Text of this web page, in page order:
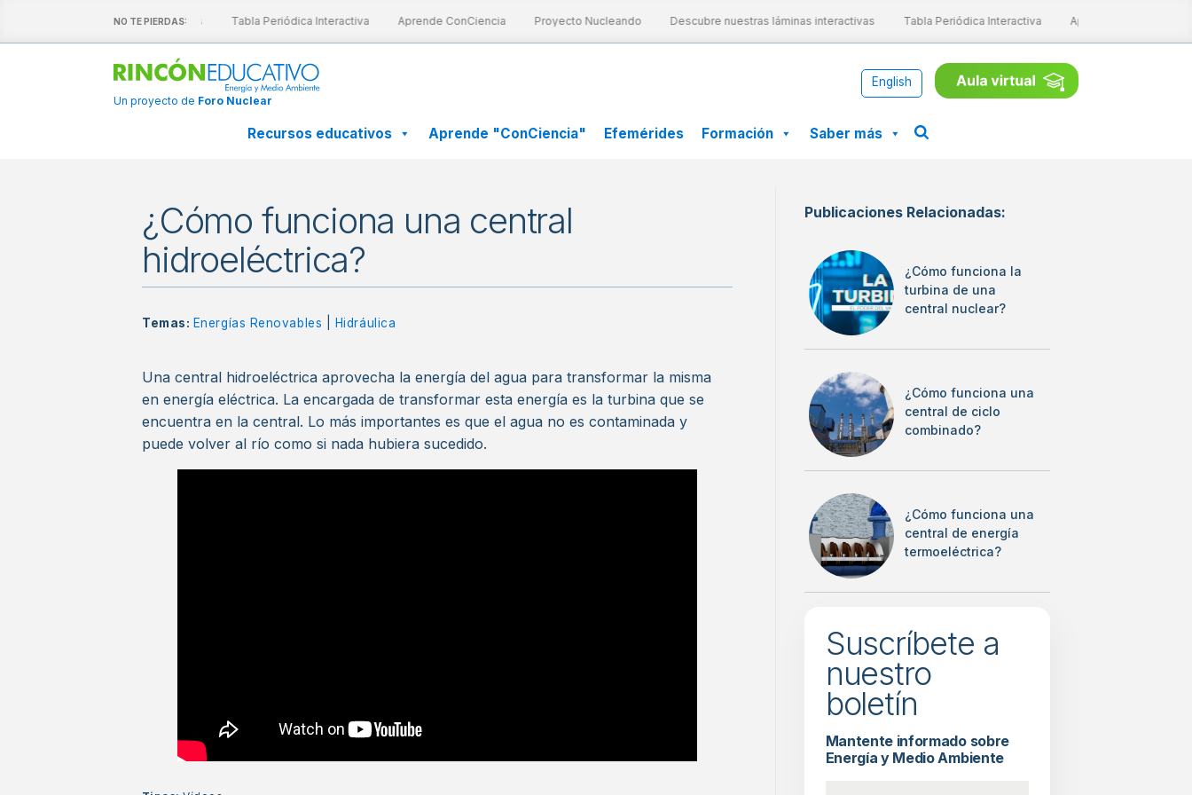
NO TE PIERDAS:
nuestras láminas interactivas Tabla Periódica Interactiva Aprende ConCiencia Proyecto Nucleando Descubre nuestras láminas interactivas Tabla Periódica Interactiva Aprende ConCiencia
Un proyecto de Foro Nuclear
English
Recursos educativos Aprende "ConCiencia" Efemérides Formación Saber más
¿Cómo funciona una central
hidroeléctrica?
Temas: Energías Renovables Hidráulica
Una central hidroeléctrica aprovecha la energía del agua para transformar la misma
en energía eléctrica. La encargada de transformar esta energía es la turbina que se
encuentra en la central. Lo más importantes es que el agua no es contaminada y
puede volver al río como si nada hubiera sucedido.
Publicaciones Relacionadas:
¿Cómo funciona la
turbina de una
central nuclear?
¿Cómo funciona una
central de ciclo
combinado?
¿Cómo funciona una
central de energía
termoeléctrica?
Suscríbete a
nuestro
boletín
Mantente informado sobre
Energía y Medio Ambiente